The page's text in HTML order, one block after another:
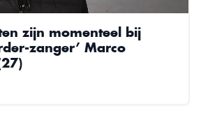
zijn momenteel bij
zanger’ Marco